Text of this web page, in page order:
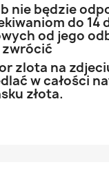
nie będzie
do 14
od jego
zwrócić
zlota na
w całości
złota.